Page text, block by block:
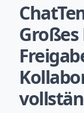
Großes